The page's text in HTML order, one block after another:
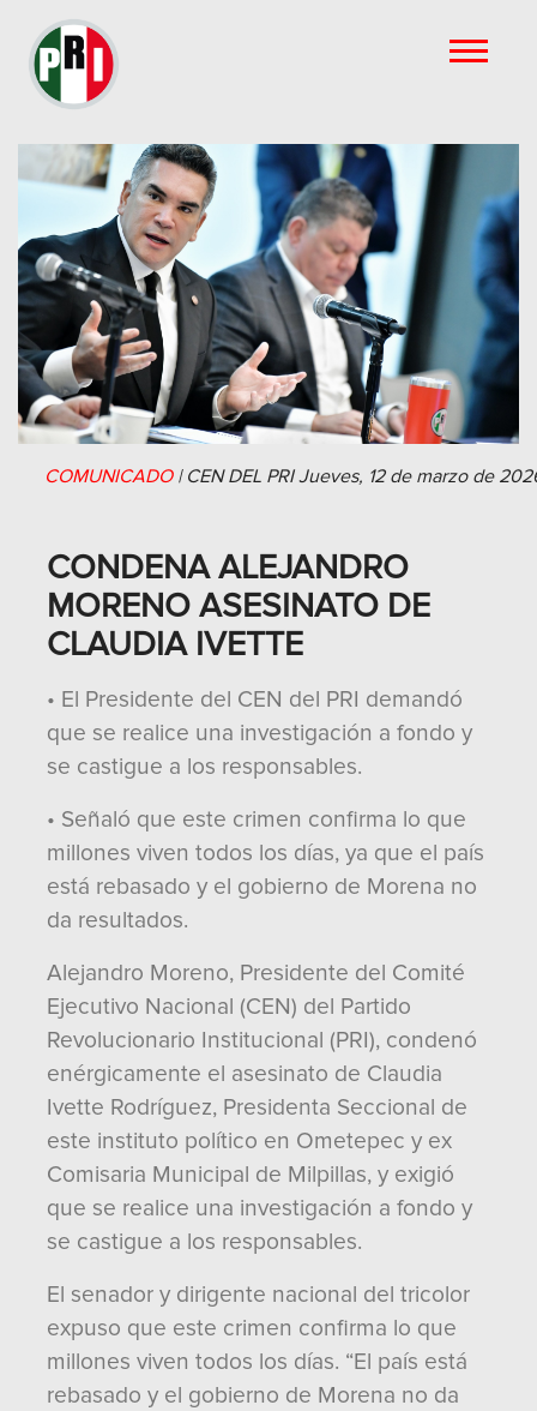
COMUNICADO| CEN DEL PRI Jueves, 12 de marzo de
CONDENA ALEJANDRO
MORENO ASESINATO DE
CLAUDIA IVETTE
• El Presidente del CEN del PRI demandó
que se realice una investigación a fondo y
se castigue a los responsables.
• Señaló que este crimen confirma lo que
millones viven todos los días, ya que el país
está rebasado y el gobierno de Morena no
da resultados.
Alejandro Moreno, Presidente del Comité
Ejecutivo Nacional (CEN) del Partido
Revolucionario Institucional (PRI), condenó
enérgicamente el asesinato de Claudia
Ivette Rodríguez, Presidenta Seccional de
este instituto político en Ometepec y ex
Comisaria Municipal de Milpillas, y exigió
que se realice una investigación a fondo y
se castigue a los responsables.
El senador y dirigente nacional del tricolor
expuso que este crimen confirma lo que
millones viven todos los días. “El país está
rebasado y el gobierno de Morena no da